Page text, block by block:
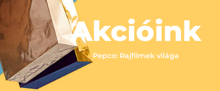
Akcióink
Pepco: Rajfilmek világa